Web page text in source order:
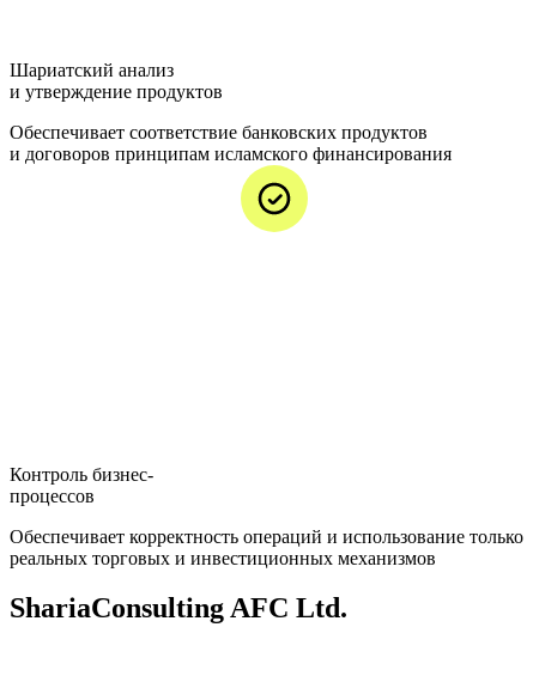
Шариатский анализ
и утверждение продуктов
Обеспечивает соответствие банковских продуктов
и договоров принципам исламского финансирования
Контроль бизнес-
процессов
Обеспечивает корректность операций и использование только
реальных торговых и инвестиционных механизмов
ShariaConsulting AFC Ltd.